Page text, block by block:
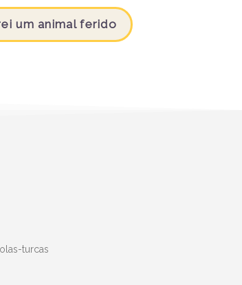
um animal ferido
turcas